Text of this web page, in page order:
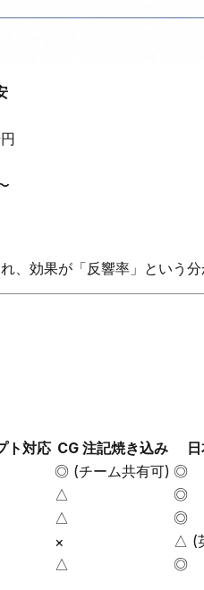
、効果が「反響率」という分
ト対応 CG 注記焼き込み
◎ (チーム共有可) ◎
△
◎
△
◎
×
△ (
△ ◎